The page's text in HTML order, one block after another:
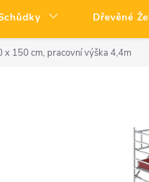
Dřevěné
x 150 cm, pracovní výška 4,4m